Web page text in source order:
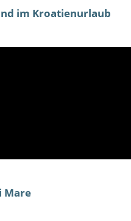
im Kroatienurlaub
Mare